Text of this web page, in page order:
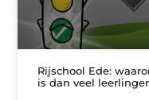
Rijschool Ede:
is dan veel